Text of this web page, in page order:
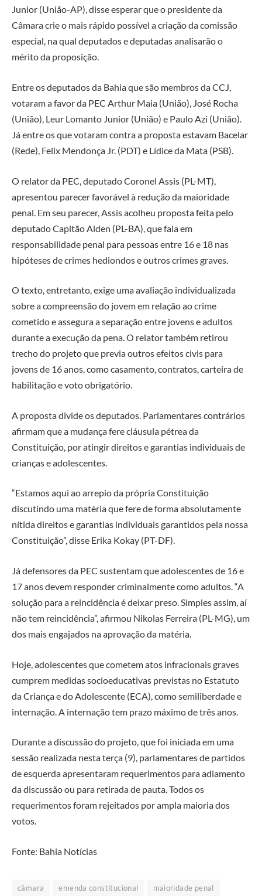
Junior (União-AP), disse esperar que o presidente da
Câmara crie o mais rápido possível a criação da comissão
especial, na qual deputados e deputadas analisarão o
mérito da proposição.
Entre os deputados da Bahia que são membros da CCJ,
votaram a favor da PEC Arthur Maia (União), José Rocha
(União), Leur Lomanto Junior (União) e Paulo Azi (União).
Já entre os que votaram contra a proposta estavam Bacelar
(Rede), Felix Mendonça Jr. (PDT) e Lídice da Mata (PSB).
O relator da PEC, deputado Coronel Assis (PL-MT),
apresentou parecer favorável à redução da maioridade
penal. Em seu parecer, Assis acolheu proposta feita pelo
deputado Capitão Alden (PL-BA), que fala em
responsabilidade penal para pessoas entre 16 e 18 nas
hipóteses de crimes hediondos e outros crimes graves.
O texto, entretanto, exige uma avaliação individualizada
sobre a compreensão do jovem em relação ao crime
cometido e assegura a separação entre jovens e adultos
durante a execução da pena. O relator também retirou
trecho do projeto que previa outros efeitos civis para
jovens de 16 anos, como casamento, contratos, carteira de
habilitação e voto obrigatório.
A proposta divide os deputados. Parlamentares contrários
afirmam que a mudança fere cláusula pétrea da
Constituição, por atingir direitos e garantias individuais de
crianças e adolescentes.
“Estamos aqui ao arrepio da própria Constituição
discutindo uma matéria que fere de forma absolutamente
nítida direitos e garantias individuais garantidos pela nossa
Constituição”, disse Erika Kokay (PT-DF).
Já defensores da PEC sustentam que adolescentes de 16 e
17 anos devem responder criminalmente como adultos. “A
solução para a reincidência é deixar preso. Simples assim, aí
não tem reincidência”, afirmou Nikolas Ferreira (PL-MG), um
dos mais engajados na aprovação da matéria.
Hoje, adolescentes que cometem atos infracionais graves
cumprem medidas socioeducativas previstas no Estatuto
da Criança e do Adolescente (ECA), como semiliberdade e
internação. A internação tem prazo máximo de três anos.
Durante a discussão do projeto, que foi iniciada em uma
sessão realizada nesta terça (9), parlamentares de partidos
de esquerda apresentaram requerimentos para adiamento
da discussão ou para retirada de pauta. Todos os
requerimentos foram rejeitados por ampla maioria dos
votos.
Fonte: Bahia Notícias
câmara emenda constitucional
maioridade penal